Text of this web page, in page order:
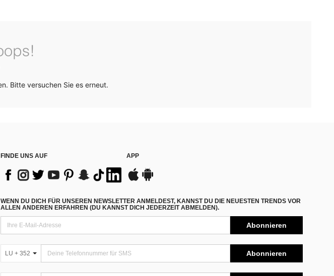
Bitte versuchen Sie es erneut.
FINDE UNS AUF APP
WENN DU DICH FÜR UNSEREN NEWSLETTER ANMELDEST, KANNST DU DIE NEUESTEN TRENDS VOR
ALLEN ANDEREN ERFAHREN (DU KANNST DICH JEDERZEIT ABMELDEN).
Abonnieren
LU + 352 Abonnieren